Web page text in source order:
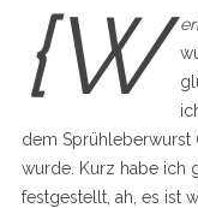
{W
dem Sprühleberwurst
wurde. Kurz habe ich
festgestellt, ah, es ist